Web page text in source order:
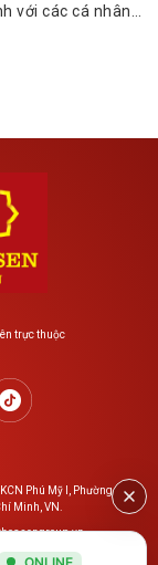
với các cá nhân
trực thuộc
Phú Mỹ I, Phường
Minh, VN.
ONLINE